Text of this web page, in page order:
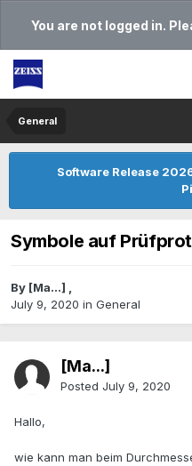
You are not logged in.
General
Software Release
Symbole auf
By [Ma...] ,
July 9, 2020 in General
[Ma...]
Posted July 9, 2020
Hallo,
wie kann man beim